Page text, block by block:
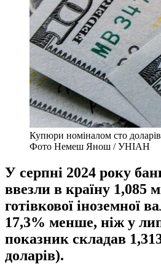
Купюри номіналом сто
Фото Немеш Янош / УНІАН
У серпні 2024 року
ввезли в країну 1,085
готівкової іноземної
17,3% менше, ніж у
показник складав
доларів).